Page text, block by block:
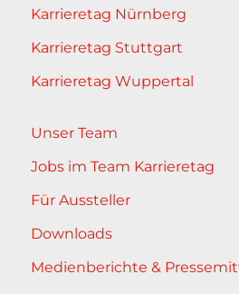
Karrieretag Nürnberg
Karrieretag Stuttgart
Karrieretag Wuppertal
Unser Team
Jobs im Team Karrieretag
Für Aussteller
Downloads
Medienberichte &